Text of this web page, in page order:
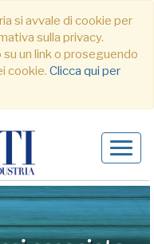
si avvale di cookie per
sulla privacy.
un link o proseguendo
cookie. Clicca qui per